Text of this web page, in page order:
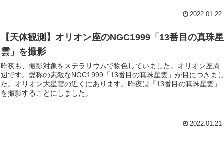
2022.01.22
【天体観測】オリオン座のNGC1999「13番目の真珠星
雲」を撮影
昨夜も、撮影対象をステラリウムで物色していました。オリオン座周
辺です。愛称の素敵なNGC1999「13番目の真珠星雲」が目につきまし
た。オリオン大星雲の近くにあります。昨夜は「13番目の真珠星雲」
を撮影することにしました。
2022.01.21